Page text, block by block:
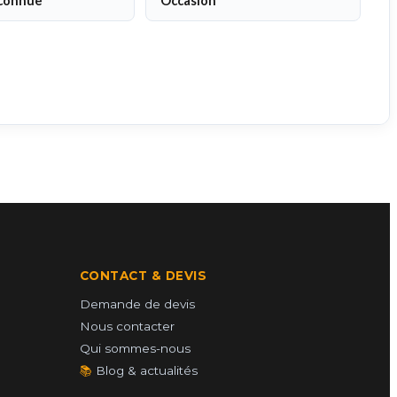
CONTACT & DEVIS
Demande de devis
Nous contacter
Qui sommes-nous
📚 Blog & actualités